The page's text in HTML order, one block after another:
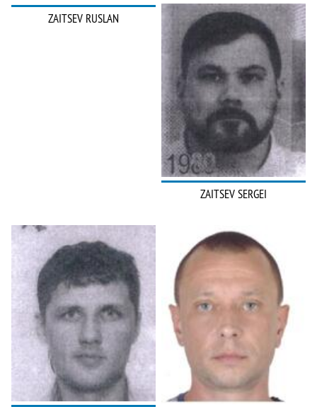
ZAITSEV RUSLAN
ZAITSEV SERGEI